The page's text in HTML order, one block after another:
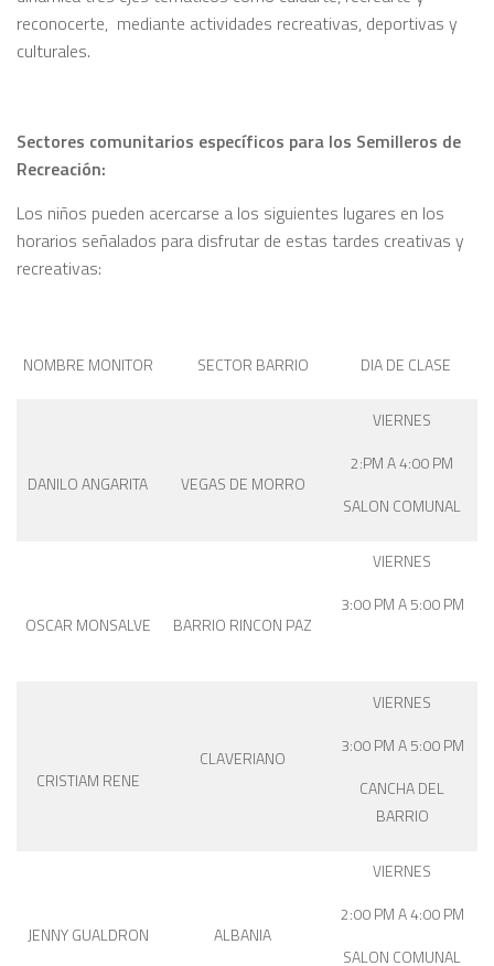
reconocerte, mediante actividades recreativas, deportivas y
culturales.
Sectores comunitarios específicos para los Semilleros de
Recreación:
Los niños pueden acercarse a los siguientes lugares en los
horarios señalados para disfrutar de estas tardes creativas y
recreativas:
NOMBRE MONITOR SECTOR BARRIO DIA DE CLASE
DANILO ANGARITA VEGAS DE MORRO
VIERNES
2:PM A 4:00 PM
SALON COMUNAL
OSCAR MONSALVE BARRIO RINCON PAZ
VIERNES
3:00 PM A 5:00 PM
CRISTIAM RENE
CLAVERIANO
VIERNES
3:00 PM A 5:00 PM
CANCHA DEL
BARRIO
JENNY GUALDRON ALBANIA
VIERNES
2:00 PM A 4:00 PM
SALON COMUNAL